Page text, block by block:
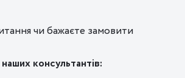
чи бажаєте замовити
консультантів: